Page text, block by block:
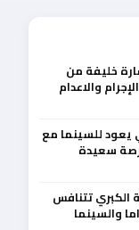
خليفة من
والاعدام
يعود للسينما مع
سعيدة
الكبري تتنافس
والسينما